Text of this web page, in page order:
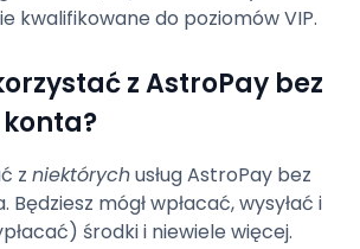
kwalifikowane do poziomów VIP.
z AstroPay bez
z niektórychusług AstroPay bez
mógł wpłacać, wysyłać i
środki i niewiele więcej.